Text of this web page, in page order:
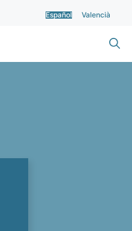
Español Valencià